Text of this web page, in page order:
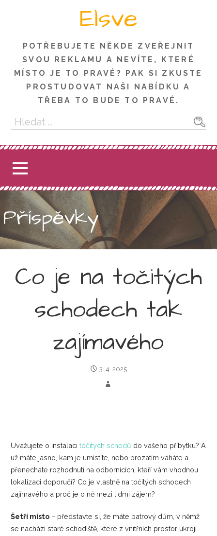
Elsve
POTŘEBUJETE NĚKDE ZVEŘEJNIT
SVOU REKLAMU A NEVÍTE, KTERÉ
MÍSTO JE TO PRAVÉ? PAK SI ZKUSTE
PROSTUDOVAT NAŠI NABÍDKU A
TŘEBA TO BUDE TO PRAVÉ.
Vyhledávání
Příspěvky
Co je na točitých
schodech tak
zajímavého
3. 4. 2025
Uvažujete o instalacitočitých schodů do vašeho příbytku? A
už máte jasno, kam je umístíte, nebo prozatím váháte a
přenecháte rozhodnutí na odbornících, kteří vám vhodnou
lokalizaci doporučí? Co je vlastně na točitých schodech
zajímavého a proč je o ně mezi lidmi zájem?
Šetří místo – představte si, že máte patrový dům, v němž
se nachází staré schodiště, které z vnitřních prostor ukrojí